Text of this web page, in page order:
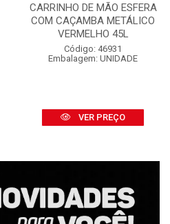
CARRINHO DE MÃO ESFERA
COM CAÇAMBA METÁLICO
VERMELHO 45L
Código: 46931
Embalagem: UNIDADE
VER PREÇO